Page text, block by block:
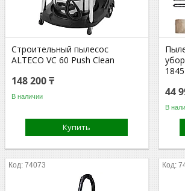
Строительный пылесос
ALTECO VC 60 Push Clean
148 200 ₸
В наличии
Купить
44
В
74073